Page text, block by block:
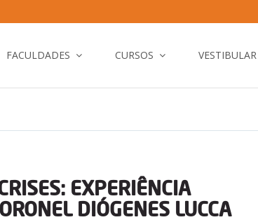
FACULDADES CURSOS VESTIBULAR
EXPERIÊNCIA
DIÓGENES LUCCA